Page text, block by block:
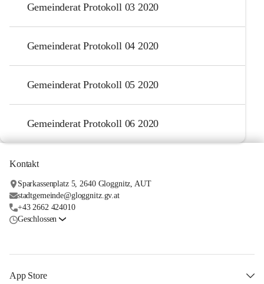
Gemeinderat Protokoll 03 2020
Gemeinderat Protokoll 04 2020
Gemeinderat Protokoll 05 2020
Gemeinderat Protokoll 06 2020
Kontakt
Sparkassenplatz 5, 2640 Gloggnitz, AUT
stadtgemeinde@gloggnitz.gv.at
+43 2662 424010
Geschlossen
App Store